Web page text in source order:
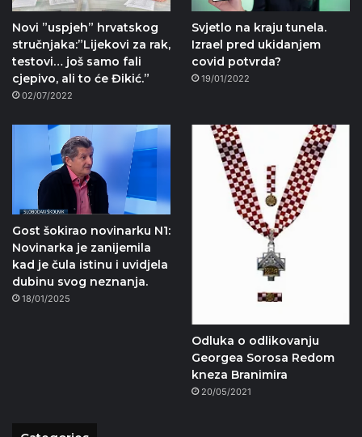
Novi ”uspjeh” hrvatskog
stručnjaka:”Lijekovi za rak,
testovi… još samo fali
cjepivo, ali to će Đikić.”
02/07/2022
Svjetlo na kraju tunela.
Izrael pred ukidanjem
covid potvrda?
19/01/2022
Gost šokirao novinarku N1:
Novinarka je zanijemila
kad je čula istinu i uvidjela
dubinu svog neznanja.
18/01/2025
Odluka o odlikovanju
Georgea Sorosa Redom
kneza Branimira
20/05/2021